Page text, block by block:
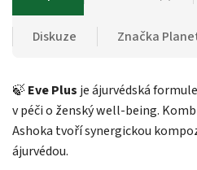
Diskuze Značka
🍃 Eve Plus je ájurvédská
v péči o ženský well-being.
Ashoka tvoří synergickou
ájurvédou.